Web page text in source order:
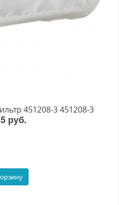
451208-3 451208-3
руб.